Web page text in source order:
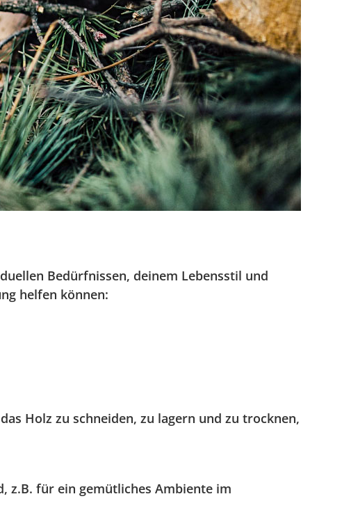
Bedürfnissen, deinem Lebensstil und
helfen können:
Holz zu schneiden, zu lagern und zu trocknen,
z.B. für ein gemütliches Ambiente im